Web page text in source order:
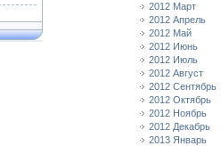
2012 Март
2012 Апрель
2012 Май
2012 Июнь
2012 Июль
2012 Август
2012 Сентябрь
2012 Октябрь
2012 Ноябрь
2012 Декабрь
2013 Январь